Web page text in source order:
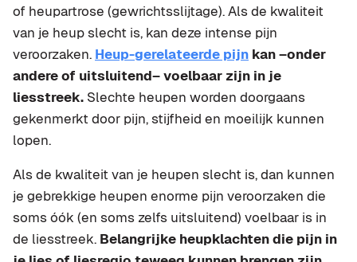
of heupartrose (gewrichtsslijtage). Als de kwaliteit
van je heup slecht is, kan deze intense pijn
veroorzaken. Heup-gerelateerde pijn kan –onder
andere of uitsluitend– voelbaar zijn in je
liesstreek. Slechte heupen worden doorgaans
gekenmerkt door pijn, stijfheid en moeilijk kunnen
lopen.
Als de kwaliteit van je heupen slecht is, dan kunnen
je gebrekkige heupen enorme pijn veroorzaken die
soms óók (en soms zelfs uitsluitend) voelbaar is in
de liesstreek. Belangrijke heupklachten die pijn in